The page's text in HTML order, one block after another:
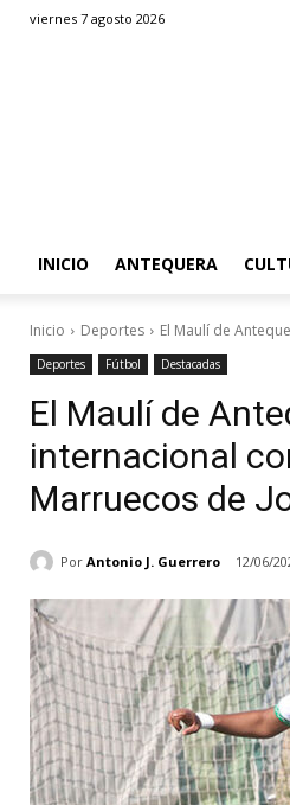
viernes 7 agosto 2026
INICIO ANTEQUERA
Inicio Deportes El Maulí de
Deportes Fútbol Destacadas
El Maulí de
internacional
Marruecos de
Por Antonio J. Guerrero 12/06/